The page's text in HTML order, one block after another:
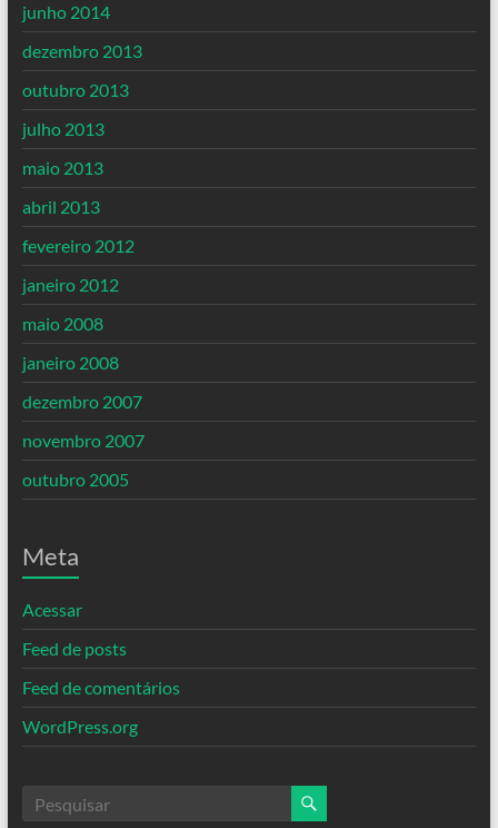
junho 2014
dezembro 2013
outubro 2013
julho 2013
maio 2013
abril 2013
fevereiro 2012
janeiro 2012
maio 2008
janeiro 2008
dezembro 2007
novembro 2007
outubro 2005
Meta
Acessar
Feed de posts
Feed de comentários
WordPress.org